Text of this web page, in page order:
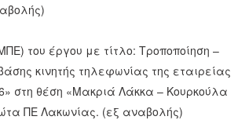
του έργου με τίτλο: Τροποποίηση –
κινητής τηλεφωνίας της εταιρείας
στη θέση «Μακριά Λάκκα – Κουρκούλα
ΠΕ Λακωνίας. (εξ αναβολής)